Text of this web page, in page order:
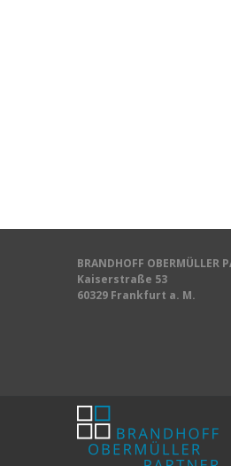
BRANDHOFF OBERMÜLLER
Kaiserstraße 53
60329 Frankfurt a. M.